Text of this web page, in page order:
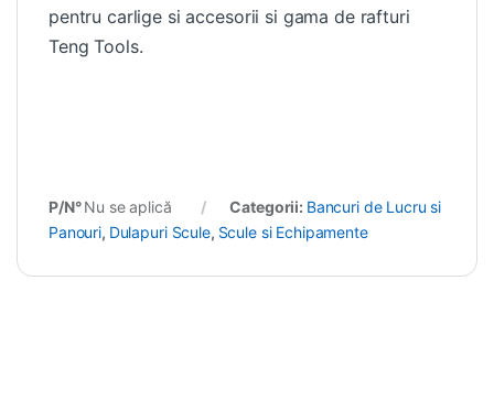
pentru carlige si accesorii si gama de rafturi
Teng Tools.
P/N°Nu se aplică Categorii: Bancuri de Lucru si
Panouri, Dulapuri Scule, Scule si Echipamente